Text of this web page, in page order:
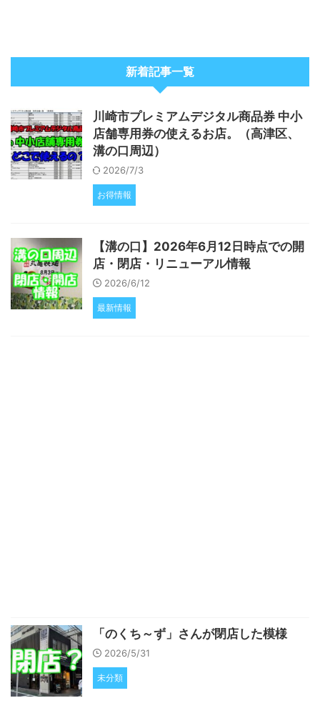
新着記事一覧
川崎市プレミアムデジタル商品券 中小
店舗専用券の使えるお店。（高津区、
溝の口周辺）
2026/7/3
お得情報
【溝の口】2026年6月12日時点での開
店・閉店・リニューアル情報
2026/6/12
最新情報
「のくち～ず」さんが閉店した模様
2026/5/31
未分類